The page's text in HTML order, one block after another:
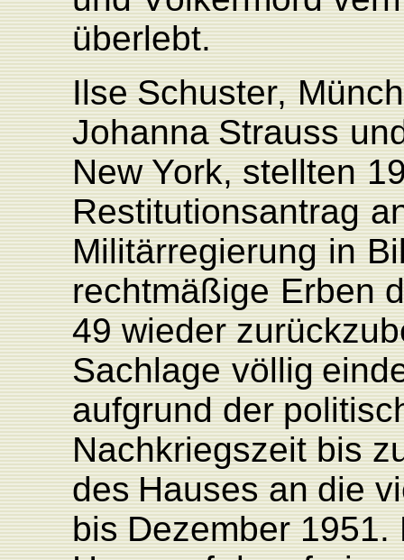
überlebt.
Ilse Schuster,
Johanna Strauss
New York, stellten
Restitutionsantrag
Militärregierung in
rechtmäßige Erben
49 wieder
Sachlage völlig
aufgrund der
Nachkriegszeit bis
des Hauses an die
bis Dezember1951.